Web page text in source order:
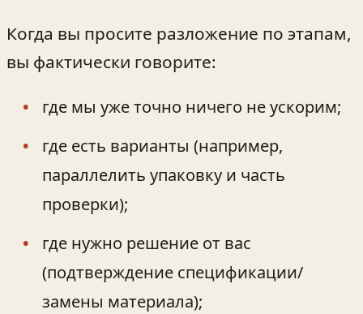
Когда вы просите разложение по этапам,
вы фактически говорите:
где мы уже точно ничего не ускорим;
где есть варианты (например,
параллелить упаковку и часть
проверки);
где нужно решение от вас
(подтверждение спецификации/
замены материала);